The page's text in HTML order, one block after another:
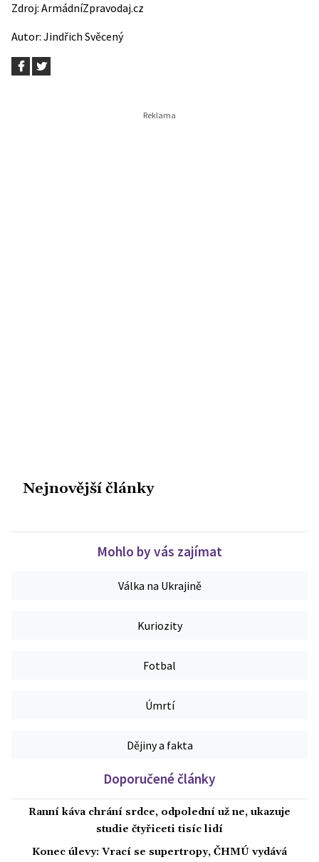
Zdroj: ArmádníZpravodaj.cz
Autor: Jindřich Svěcený
Nejnovější články
Mohlo by vás zajímat
Válka na Ukrajině
Kuriozity
Fotbal
Úmrtí
Dějiny a fakta
Doporučené články
Ranní káva chrání srdce, odpolední už ne, ukazuje
studie čtyřiceti tisíc lidí
Konec úlevy: Vrací se supertropy, ČHMÚ vydává